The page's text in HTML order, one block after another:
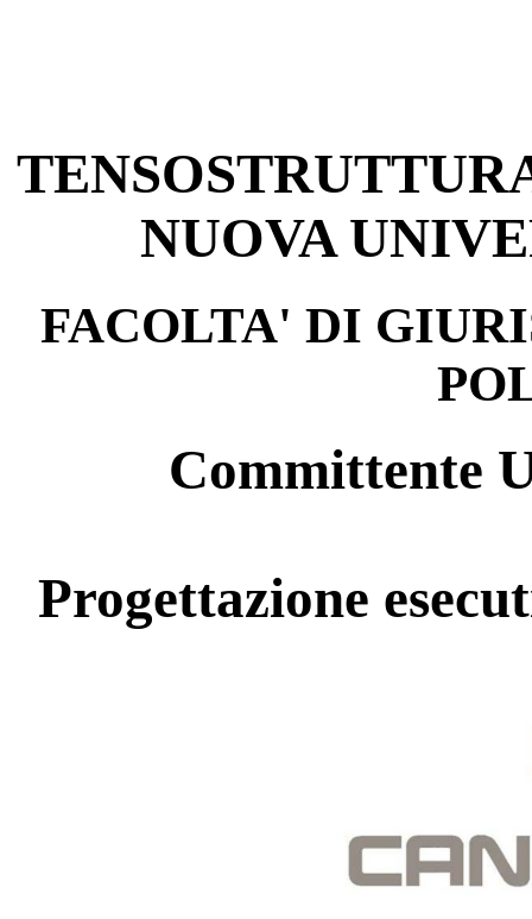
NUOVA
FACOLTA' DI
Committente
Progettazione